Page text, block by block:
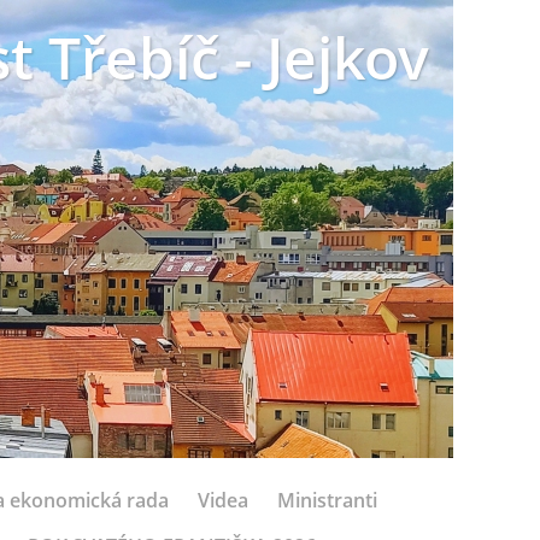
Třebíč - Jejkov
ekonomická rada Videa
Ministranti